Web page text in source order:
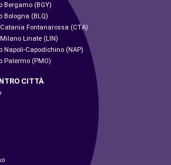
Bergamo (BGY)
Bologna (BLQ)
Fontanarossa (CTA)
Linate (LIN)
Napoli-Capodichino (NAP)
Palermo (PMO)
CITTÀ